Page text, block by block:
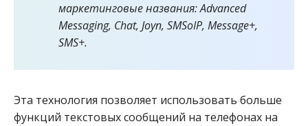
маркетинговые названия: Advanced
Messaging, Chat, Joyn, SMSoIP, Message+,
SMS+.
Эта технология позволяет использовать больше
функций текстовых сообщений на телефонах на